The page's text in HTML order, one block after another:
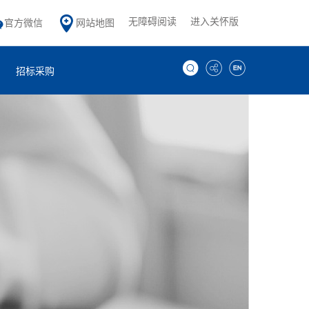
官方微信 网站地图 无障碍阅读 进入关怀版
招标采购